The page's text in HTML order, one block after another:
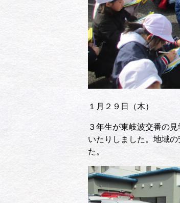
１月２９日（木）
３年生が東岐波交番の
いたりしました。地域
た。